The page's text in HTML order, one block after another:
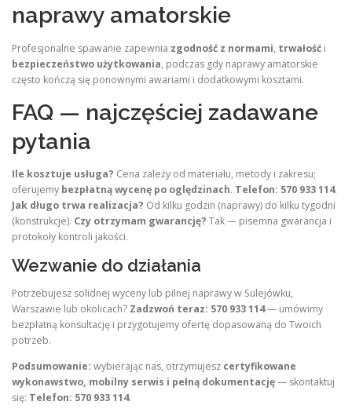
naprawy amatorskie
Profesjonalne spawanie zapewnia zgodność z normami, trwałość i
bezpieczeństwo użytkowania, podczas gdy naprawy amatorskie
często kończą się ponownymi awariami i dodatkowymi kosztami.
FAQ — najczęściej zadawane
pytania
Ile kosztuje usługa? Cena zależy od materiału, metody i zakresu;
oferujemy bezpłatną wycenę po oględzinach. Telefon: 570 933 114.
Jak długo trwa realizacja? Od kilku godzin (naprawy) do kilku tygodni
(konstrukcje). Czy otrzymam gwarancję? Tak — pisemna gwarancja i
protokoły kontroli jakości.
Wezwanie do działania
Potrzebujesz solidnej wyceny lub pilnej naprawy w Sulejówku,
Warszawie lub okolicach? Zadzwoń teraz: 570 933 114— umówimy
bezpłatną konsultację i przygotujemy ofertę dopasowaną do Twoich
potrzeb.
Podsumowanie: wybierając nas, otrzymujesz certyfikowane
wykonawstwo, mobilny serwis i pełną dokumentację— skontaktuj
się: Telefon: 570 933 114.